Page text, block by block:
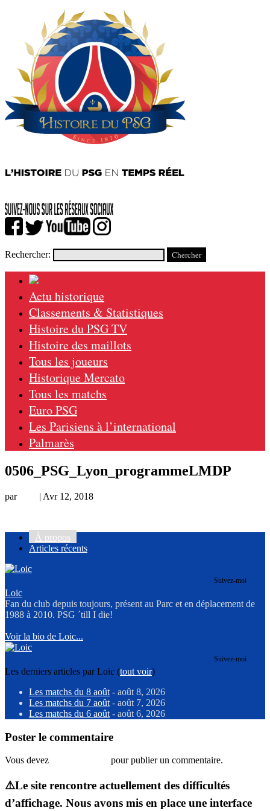
Rechercher:
Actu historique
Classements & Statistiques
Histoire du PSG TV
Histoire des maillots
Tous les joueurs
Historique Mercato
Tous les matchs
Euro PSG
Les Parisiens à l’international
Palmarès
0506_PSG_Lyon_programmeLMDP
par | Avr 12, 2018
À propos
Articles récents
Suivez-moi
Loic
Fan du club depuis toujours, présent au Parc et en déplacement de
1988 à 2010. PSG ´till I die!
Voir la bio de Loic...
Suivez-moi
Les derniers articles par Loic (tout voir)
Les matchs du 8 août - août 8, 2026
Les matchs du 7 août - août 7, 2026
Les matchs du 6 août - août 6, 2026
Poster le commentaire
Vous devez pour publier un commentaire.
⚠️Le site rencontre actuellement des difficultés
d’affichage. Nous avons mis en place une interface